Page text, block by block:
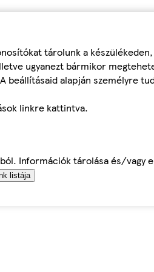
tárolunk a
ugyanezt bármikor
alapján személyre
linkre kattintva.
Információk tárolása és/
listája